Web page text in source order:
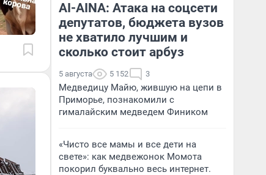
AI-AINA: Атака на соцсети
депутатов, бюджета вузов
не хватило лучшим и
сколько стоит арбуз
5 августа 5 152 3
Медведицу Майю, жившую на цепи в
Приморье, познакомили с
гималайским медведем Фиником
«Чисто все мамы и все дети на
свете»: как медвежонок Момота
покорил буквально весь интернет.